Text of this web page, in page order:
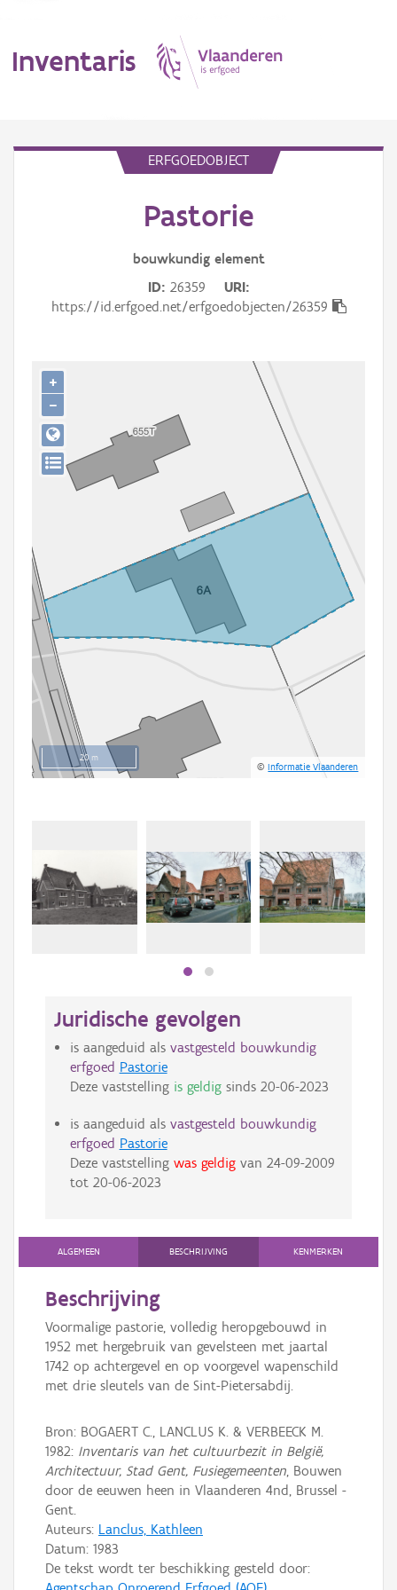
Inventaris
Gebeurtenis
Persoon of collectief
Downloads
ERFGOEDOBJECT
Pastorie
bouwkundig element
ID 26359
URI
https://id.erfgoed.net/erfgoedobjecten/26359
20 m
©Informatie Vlaanderen
+
−
Juridische gevolgen
is aangeduid als vastgesteld bouwkundig
erfgoed Pastorie
Deze vaststelling is geldigsinds 20-06-2023
is aangeduid als vastgesteld bouwkundig
erfgoed Pastorie
Deze vaststelling was geldigvan 24-09-2009
tot 20-06-2023
ALGEMEEN BESCHRIJVING KENMERKEN
Beschrijving
Voormalige pastorie, volledig heropgebouwd in
1952 met hergebruik van gevelsteen met jaartal
1742 op achtergevel en op voorgevel wapenschild
met drie sleutels van de Sint-Pietersabdij.
Bron: BOGAERT C., LANCLUS K. & VERBEECK M.
1982: Inventaris van het cultuurbezit in België,
Architectuur, Stad Gent, Fusiegemeenten, Bouwen
door de eeuwen heen in Vlaanderen 4nd, Brussel -
Gent.
Auteurs: Lanclus, Kathleen
Datum: 1983
De tekst wordt ter beschikking gesteld door: